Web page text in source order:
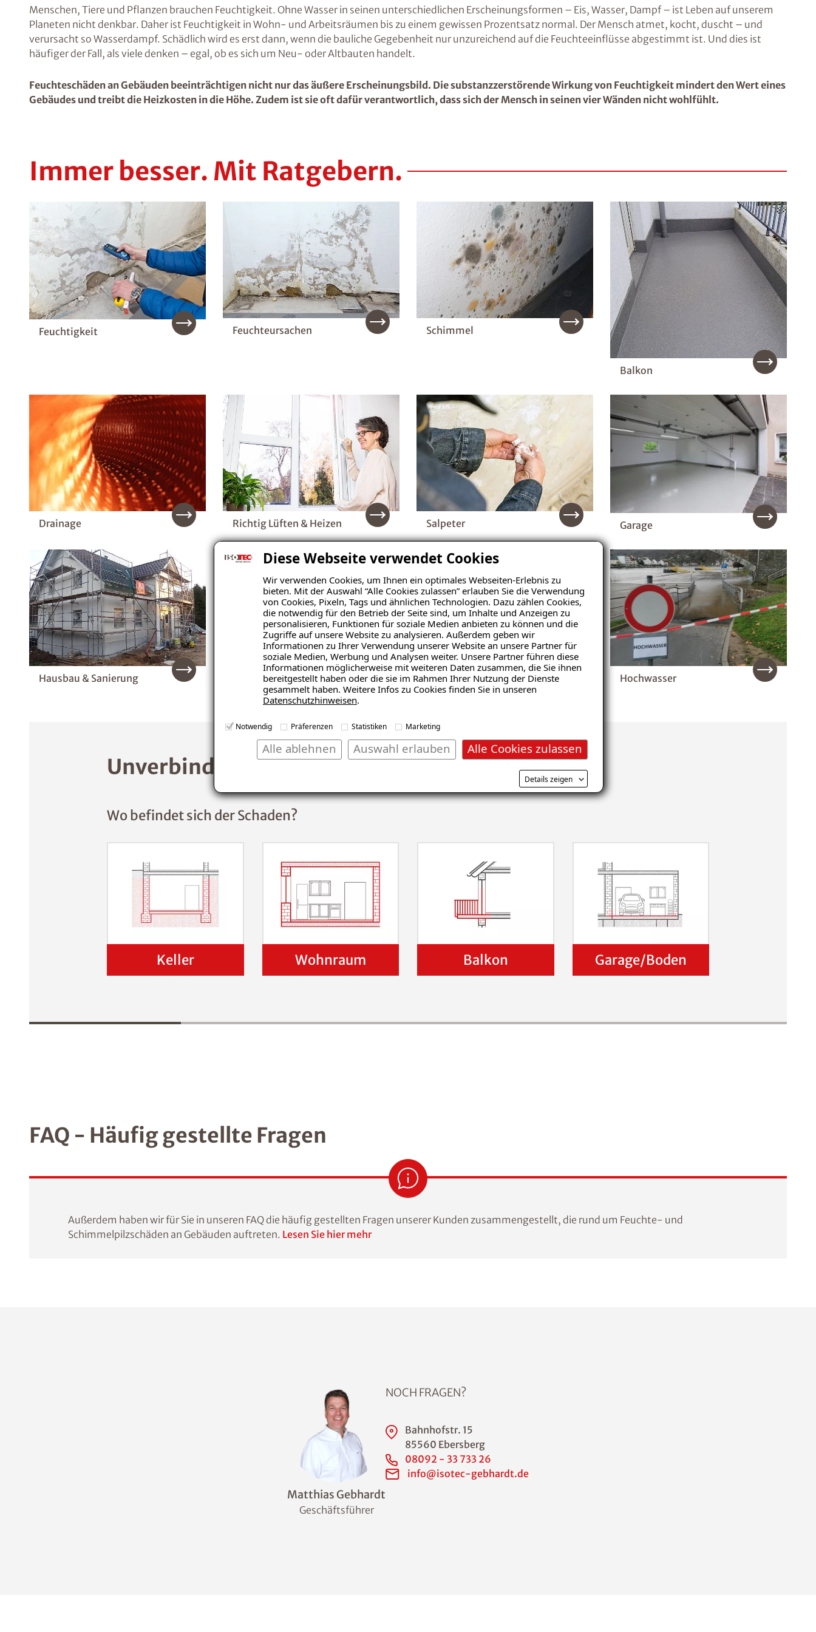
Diese Webseite verwendet Cookies
Wir verwenden Cookies, um Ihnen ein optimales Webseiten-Erlebnis zu
bieten. Mit der Auswahl “Alle Cookies zulassen” erlauben Sie die Verwendung
von Cookies, Pixeln, Tags und ähnlichen Technologien. Dazu zählen Cookies,
die notwendig für den Betrieb der Seite sind, um Inhalte und Anzeigen zu
personalisieren, Funktionen für soziale Medien anbieten zu können und die
Zugriffe auf unsere Website zu analysieren. Außerdem geben wir
Informationen zu Ihrer Verwendung unserer Website an unsere Partner für
soziale Medien, Werbung und Analysen weiter. Unsere Partner führen diese
Informationen möglicherweise mit weiteren Daten zusammen, die Sie ihnen
bereitgestellt haben oder die sie im Rahmen Ihrer Nutzung der Dienste
gesammelt haben. Weitere Infos zu Cookies finden Sie in unseren
Datenschutzhinweisen.
Notwendig Präferenzen Statistiken Marketing
Alle Cookies zulassen
Auswahl erlauben
Alle ablehnen
Details zeigen
Menschen, Tiere und Pflanzen brauchen Feuchtigkeit. Ohne Wasser in seinen unterschiedlichen Erscheinungsformen – Eis, Wasser, Dampf – ist Leben auf unserem
Planeten nicht denkbar. Daher ist Feuchtigkeit in Wohn- und Arbeitsräumen bis zu einem gewissen Prozentsatz normal. Der Mensch atmet, kocht, duscht – und
verursacht so Wasserdampf. Schädlich wird es erst dann, wenn die bauliche Gegebenheit nur unzureichend auf die Feuchteeinflüsse abgestimmt ist. Und dies ist
häufiger der Fall, als viele denken – egal, ob es sich um Neu- oder Altbauten handelt.
Feuchteschäden an Gebäuden beeinträchtigen nicht nur das äußere Erscheinungsbild. Die substanzzerstörende Wirkung von Feuchtigkeit mindert den Wert eines
Gebäudes und treibt die Heizkosten in die Höhe. Zudem ist sie oft dafür verantwortlich, dass sich der Mensch in seinen vier Wänden nicht wohlfühlt.
Immer besser. Mit Ratgebern.
Feuchtigkeit Feuchteursachen Schimmel
Balkon
Drainage Richtig Lüften & Heizen Salpeter Garage
Hausbau & Sanierung Innendämmung Echter Hausschwamm Hochwasser
Unverbindliche Schadensanalyse erhalten
Wo befindet sich der Schaden?
Keller Wohnraum Balkon Garage/Boden
FAQ - Häufig gestellte Fragen
Außerdem haben wir für Sie in unseren FAQ die häufig gestellten Fragen unserer Kunden zusammengestellt, die rund um Feuchte- und
Schimmelpilzschäden an Gebäuden auftreten. Lesen Sie hier mehr
Matthias Gebhardt
Geschäftsführer
NOCH FRAGEN?
Bahnhofstr. 15
85560 Ebersberg
08092 - 33 733 26
info@isotec-gebhardt.de